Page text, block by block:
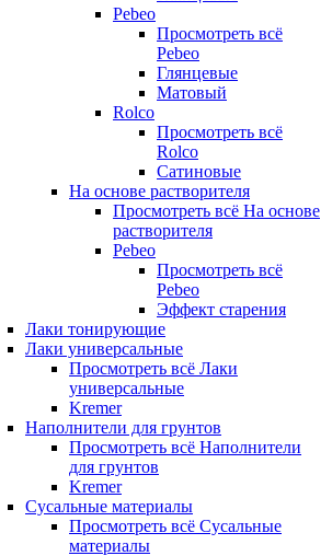
Pebeo
Просмотреть всё
Pebeo
Глянцевые
Матовый
Rolco
Просмотреть всё
Rolco
Сатиновые
На основе растворителя
Просмотреть всё На основе
растворителя
Pebeo
Просмотреть всё
Pebeo
Эффект старения
Лаки тонирующие
Лаки универсальные
Просмотреть всё Лаки
универсальные
Kremer
Наполнители для грунтов
Просмотреть всё Наполнители
для грунтов
Kremer
Сусальные материалы
Просмотреть всё Сусальные
материалы